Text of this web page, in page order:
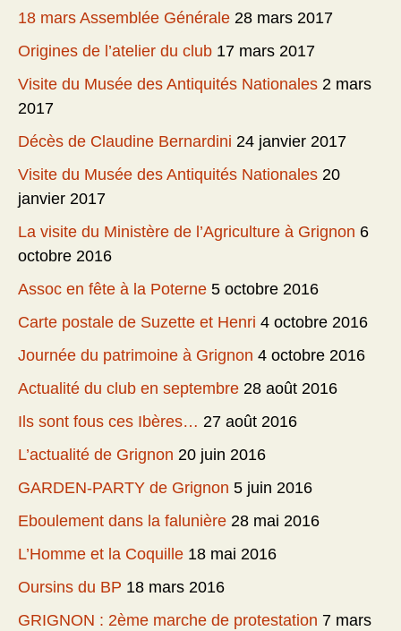
18 mars Assemblée Générale 28 mars 2017
Origines de l’atelier du club 17 mars 2017
Visite du Musée des Antiquités Nationales 2 mars
2017
Décès de Claudine Bernardini 24 janvier 2017
Visite du Musée des Antiquités Nationales 20
janvier 2017
La visite du Ministère de l’Agriculture à Grignon 6
octobre 2016
Assoc en fête à la Poterne 5 octobre 2016
Carte postale de Suzette et Henri 4 octobre 2016
Journée du patrimoine à Grignon 4 octobre 2016
Actualité du club en septembre 28 août 2016
Ils sont fous ces Ibères… 27 août 2016
L’actualité de Grignon 20 juin 2016
GARDEN-PARTY de Grignon 5 juin 2016
Eboulement dans la falunière 28 mai 2016
L’Homme et la Coquille 18 mai 2016
Oursins du BP 18 mars 2016
GRIGNON : 2ème marche de protestation 7 mars